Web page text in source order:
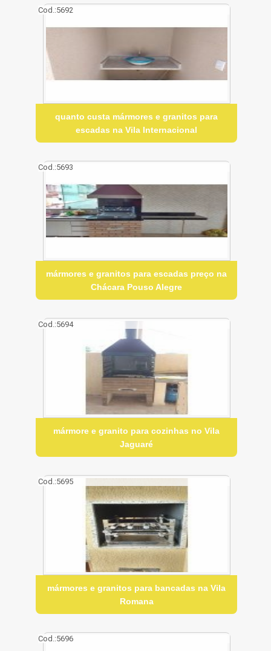
Cod.:5692
quanto custa mármores e granitos para
escadas na Vila Internacional
Cod.:5693
mármores e granitos para escadas preço na
Chácara Pouso Alegre
Cod.:5694
mármore e granito para cozinhas no Vila
Jaguaré
Cod.:5695
mármores e granitos para bancadas na Vila
Romana
Cod.:5696